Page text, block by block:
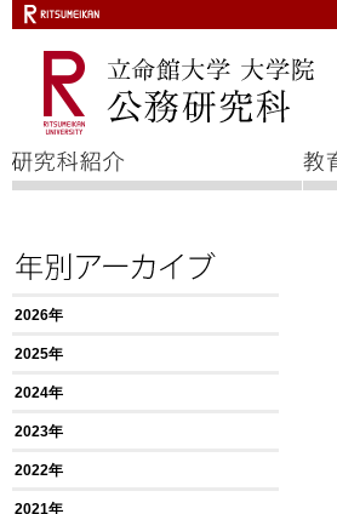
2026年
2025年
2024年
2023年
2022年
2021年